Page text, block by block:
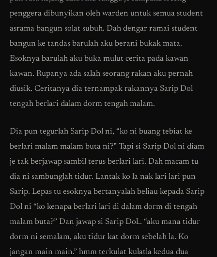
penggera dibunyikan oleh warden untuk semua student
asrama bangun solat subuh. Dah dengar ramai student
bangun ke tandas barulah aku berani bukak mata.
Esoknya barulah aku buka mulut cerita pada kawan
kawan. Rupanya ada salah seorang rakan aku pernah
diusik. Ceritanya dia ternampak rakannya Sarip Dol
tengah berlari dalam dorm tengah malam.
Dia pun tegurlah Sarip Dol ni, “ko ni buang tebiat ke
berlari malam malam buta ni?” Tapi si Sarip Dol ni diam
je tak berjawap sambil terus berlari lari. Dah macam tu
dia ni sambunglah tidur. Lantak ko la nak lari lari pun
Sarip. Lepas tu esoknya bertanyalah beliau kepada Sarip
Dol ni “ko kenapa berlari lari di dalam dorm di tengah
malam buta?” Dan jawap si Sarip Dol.. “aku mana tidur
dorm ni semalam, aku tidur kat dorm sebelah la. Ko
jangan main main.” hmm terkulat kulatla kedua dua